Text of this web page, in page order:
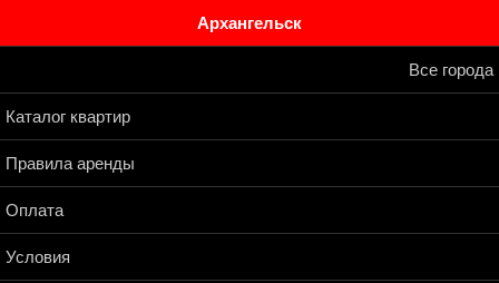
Архангельск
Все города
Каталог квартир
Правила аренды
Оплата
Условия